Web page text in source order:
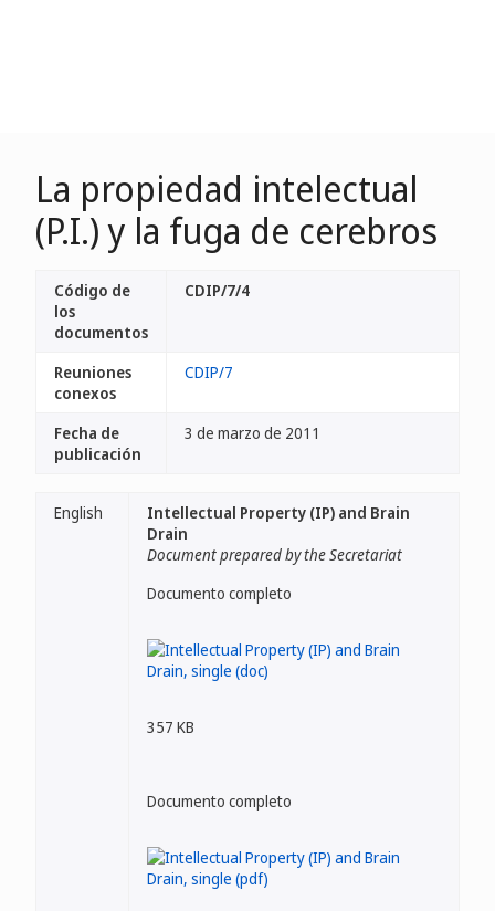
La propiedad intelectual
(P.I.) y la fuga de cerebros
Código de
los
documentos
CDIP/7/4
Reuniones
conexos
CDIP/7
Fecha de
publicación
3 de marzo de 2011
English
Intellectual Property (IP) and Brain
Drain
Document prepared by the Secretariat
Documento completo
357 KB
Documento completo